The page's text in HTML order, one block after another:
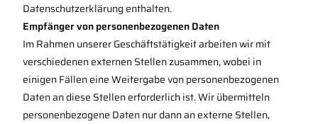
Datenschutzerklärung enthalten.
Empfänger von personenbezogenen Daten
Im Rahmen unserer Geschäftstätigkeit arbeiten wir mit
verschiedenen externen Stellen zusammen, wobei in
einigen Fällen eine Weitergabe von personenbezogenen
Daten an diese Stellen erforderlich ist. Wir übermitteln
personenbezogene Daten nur dann an externe Stellen,